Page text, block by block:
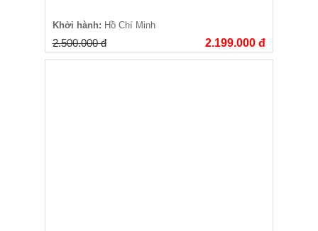
Khởi hành: Hồ Chí Minh
2.500.000 đ 2.199.000 đ